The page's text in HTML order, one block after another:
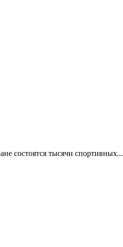
состоятся тысячи спортивных...